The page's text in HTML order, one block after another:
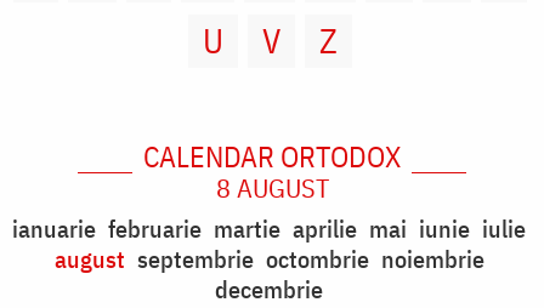
U
V Z
CALENDAR ORTODOX
8 AUGUST
ianuarie februarie martie aprilie mai iunie iulie
august septembrie octombrie noiembrie
decembrie